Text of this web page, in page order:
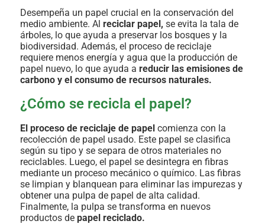
Desempeña un papel crucial en la conservación del
medio ambiente. Al reciclar papel, se evita la tala de
árboles, lo que ayuda a preservar los bosques y la
biodiversidad. Además, el proceso de reciclaje
requiere menos energía y agua que la producción de
papel nuevo, lo que ayuda a reducir las emisiones de
carbono y el consumo de recursos naturales.
¿Cómo se recicla el papel?
El proceso de reciclaje de papel comienza con la
recolección de papel usado. Este papel se clasifica
según su tipo y se separa de otros materiales no
reciclables. Luego, el papel se desintegra en fibras
mediante un proceso mecánico o químico. Las fibras
se limpian y blanquean para eliminar las impurezas y
obtener una pulpa de papel de alta calidad.
Finalmente, la pulpa se transforma en nuevos
productos de papel reciclado.